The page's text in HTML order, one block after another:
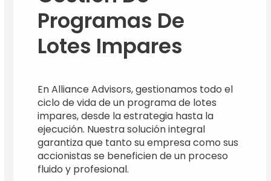
Programas De
Lotes Impares
En Alliance Advisors, gestionamos todo el
ciclo de vida de un programa de lotes
impares, desde la estrategia hasta la
ejecución. Nuestra solución integral
garantiza que tanto su empresa como sus
accionistas se beneficien de un proceso
fluido y profesional.